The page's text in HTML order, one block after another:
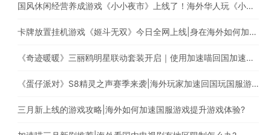
国风休闲经营养成游戏《小小夜市》上线了！海外华人玩《小小夜市》有延迟高卡顿问题怎么办？
卡牌放置挂机游戏《姬斗无双》今日全网上线|身在海外如何加速国服游戏?
《奇迹暖暖》三丽鸥明星联动套装开启｜使用加速喵回国加速器一键加速提升游戏体验
《蛋仔派对》S8精灵之声赛季来袭|海外玩家加速回国玩国服游戏
三月新上线的游戏攻略|海外如何加速国服游戏提升游戏体验?